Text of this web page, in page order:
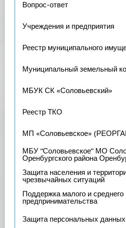
Вопрос-ответ
Учреждения и предприятия
Реестр муниципального
Муниципальный земельный
МБУК СК «Соловьевский»
Реестр ТКО
МП «Соловьевское»
МБУ “Соловьевское” МО
Оренбургского района
Защита населения и
чрезвычайных ситуаций
Поддержка малого и среднего
предпринимательства
Защита персональных данных